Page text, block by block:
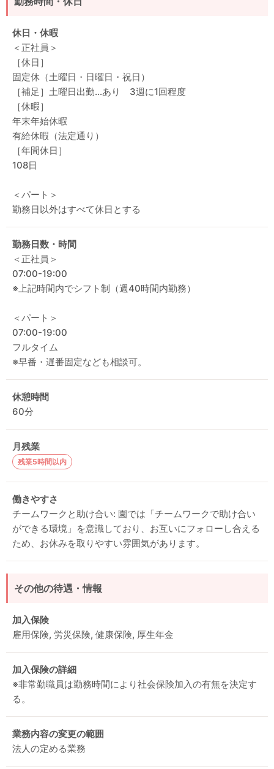
休日・休暇
＜正社員＞
［休日］
固定休（土曜日・日曜日・祝日）
［補足］土曜日出勤…あり 3週に1回程度
［休暇］
年末年始休暇
有給休暇（法定通り）
［年間休日］
108日
＜パート＞
勤務日以外はすべて休日とする
勤務日数・時間
＜正社員＞
07:00-19:00
※上記時間内でシフト制（週40時間内勤務）
＜パート＞
07:00-19:00
フルタイム
※早番・遅番固定なども相談可。
休憩時間
60分
月残業
残業5時間以内
働きやすさ
チームワークと助け合い: 園では「チームワークで助け合い
ができる環境」を意識しており、お互いにフォローし合える
ため、お休みを取りやすい雰囲気があります。
その他の待遇・情報
加入保険
雇用保険, 労災保険, 健康保険, 厚生年金
加入保険の詳細
※非常勤職員は勤務時間により社会保険加入の有無を決定す
る。
業務内容の変更の範囲
法人の定める業務